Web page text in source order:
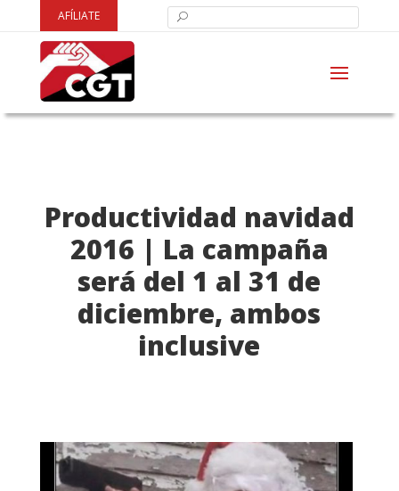
AFÍLIATE
Productividad navidad
2016 | La campaña
será del 1 al 31 de
diciembre, ambos
inclusive